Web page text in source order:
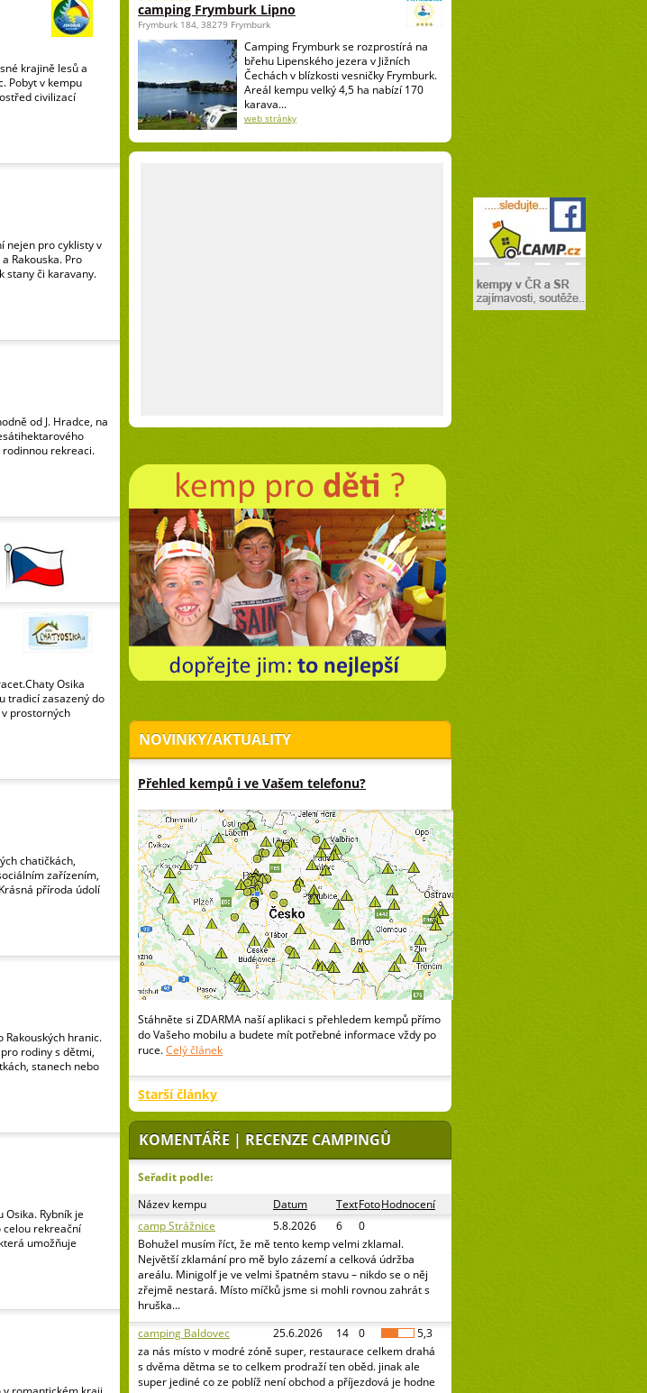
krajině lesů a
Pobyt v kempu
civilizací
nejen pro cyklisty v
Rakouska. Pro
stany či karavany.
od J. Hradce, na
rodinnou rekreaci.
Osika
tradicí zasazený do
prostorných
chatičkách,
zařízením,
příroda údolí
Rakouských hranic.
rodiny s dětmi,
stanech nebo
Rybník je
celou rekreační
umožňuje
camping Frymburk Lipno
Frymburk 184, 38279 Frymburk
Camping Frymburk se rozprostírá na
břehu Lipenského jezera v Jižních
Čechách v blízkosti vesničky Frymburk.
Areál kempu velký 4,5 ha nabízí 170
karava...
web stránky
NOVINKY/AKTUALITY
Přehled kempů i ve Vašem telefonu?
Stáhněte si ZDARMA naší aplikaci s přehledem kempů přímo
do Vašeho mobilu a budete mít potřebné informace vždy po
ruce.Celý článek
Starší články
KOMENTÁŘE | RECENZE CAMPINGŮ
Seřadit podle:
Název kempu
Datum TextFotoHodnocení
camp Strážnice
5.8.2026 6
0
Bohužel musím říct, že mě tento kemp velmi zklamal.
Největší zklamání pro mě bylo zázemí a celková údržba
areálu. Minigolf je ve velmi špatném stavu – nikdo se o něj
zřejmě nestará. Místo míčků jsme si mohli rovnou zahrát s
hruška...
camping Baldovec
25.6.2026 14 0
5,3
za nás místo v modré zóně super, restaurace celkem drahá
s dvěma dětma se to celkem prodraží ten oběd. jinak ale
super jediné co ze poblíž není obchod a příjezdová je hodne